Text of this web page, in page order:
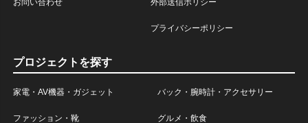
お問い合わせ 外部送信ポリシー
プライバシーポリシー
プロジェクトを探す
家電・AV機器・ガジェット バック・腕時計・アクセサリー
ファッション・靴 グルメ・飲食